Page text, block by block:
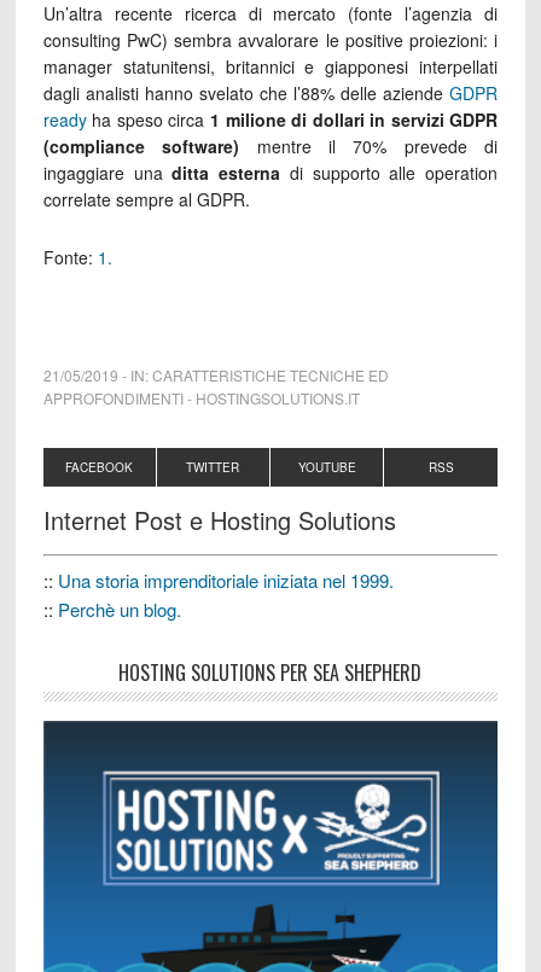
Un’altra recente ricerca di mercato (fonte l’agenzia di
consulting PwC) sembra avvalorare le positive proiezioni: i
manager statunitensi, britannici e giapponesi interpellati
dagli analisti hanno svelato che l’88% delle aziendeGDPR
readyha speso circa 1 milione di dollari in servizi GDPR
(compliance software) mentre il 70% prevede di
ingaggiare unaditta esterna di supporto alle operation
correlate sempre al GDPR.
Fonte: 1.
21/05/2019 - IN:CARATTERISTICHE TECNICHE ED
APPROFONDIMENTI- HOSTINGSOLUTIONS.IT
FACEBOOK TWITTER YOUTUBE RSS
Internet Post e Hosting Solutions
:: Una storia imprenditoriale iniziata nel 1999.
:: Perchè un blog.
HOSTING SOLUTIONS PER SEA SHEPHERD